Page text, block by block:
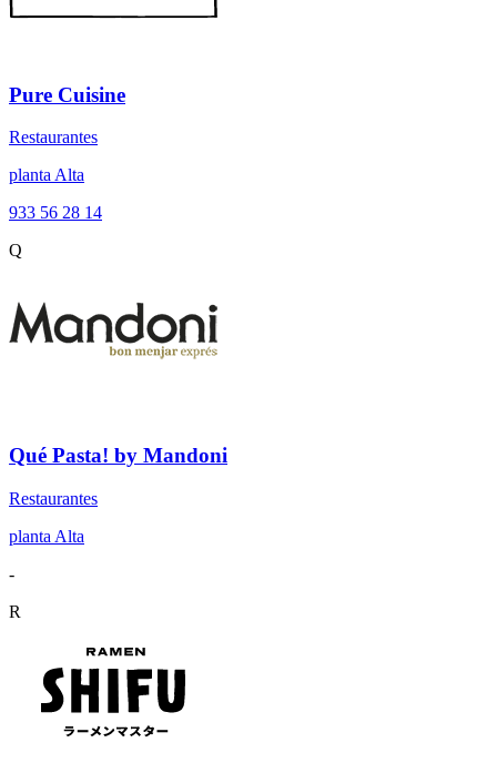
Pure Cuisine
Restaurantes
planta Alta
933 56 28 14
Q
Qué Pasta! by Mandoni
Restaurantes
planta Alta
-
R